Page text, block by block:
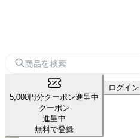
5,000円分クーポン進呈中
クーポン
進呈中
無料で登録
ログイン